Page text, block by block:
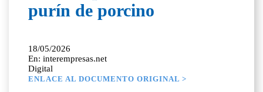
purín de porcino
18/05/2026
En: interempresas.net
Digital
ENLACE AL DOCUMENTO ORIGINAL >